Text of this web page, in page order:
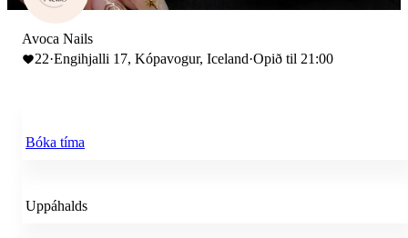
Avoca Nails
22·Engihjalli 17, Kópavogur, Iceland·Opið til 21:00
Bóka tíma
Uppáhalds